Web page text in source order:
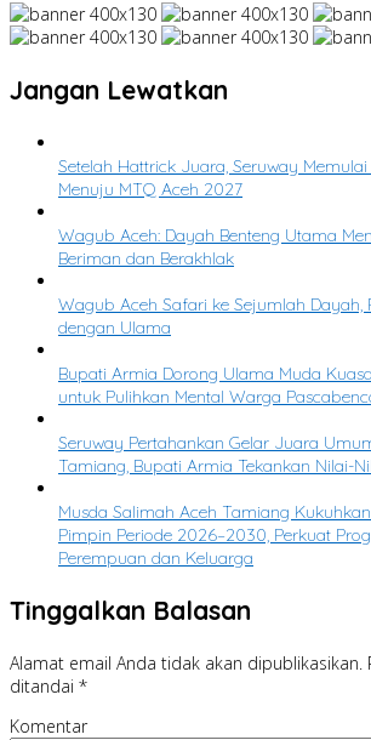
Jangan Lewatkan
Setelah Hattrick Juara, Seruway
Menuju MTQ Aceh 2027
Wagub Aceh: Dayah Benteng Utama
Beriman dan Berakhlak
Wagub Aceh Safari ke Sejumlah Dayah,
dengan Ulama
Bupati Armia Dorong Ulama Muda
untuk Pulihkan Mental Warga
Seruway Pertahankan Gelar Juara
Tamiang, Bupati Armia Tekankan Nilai-
Musda Salimah Aceh Tamiang
Pimpin Periode 2026–2030, Perkuat
Perempuan dan Keluarga
Tinggalkan Balasan
Alamat email Anda tidak akan dipublikasikan.
ditandai *
Komentar